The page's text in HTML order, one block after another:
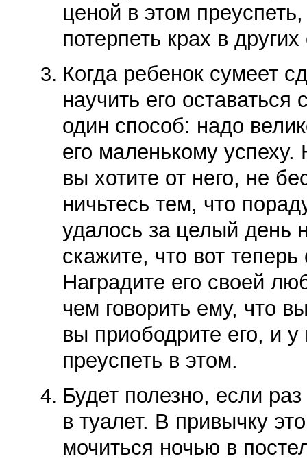
ценой в этом
потерпеть крах в
Когда ребенок сумеет
научить его
один способ: надо
его маленькому
вы хотите от него, не
ничьтесь тем, что
удалось за целый день
скажите, что вот
Наградите его своей
чем говорить ему, что
вы приободрите его, и
преуспеть в этом.
Будет полезно, если
в туалет. В привычку
мочиться ночью в